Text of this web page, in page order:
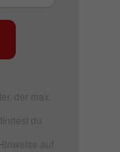
der max.
du
auf